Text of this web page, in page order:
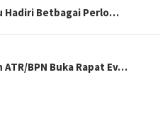
Hadiri Betbagai Perlo…
BPN Buka Rapat Ev…